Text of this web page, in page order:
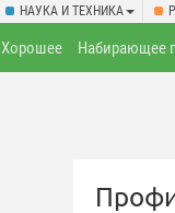
НАУКА И ТЕХНИКА
Хорошее Набирающее